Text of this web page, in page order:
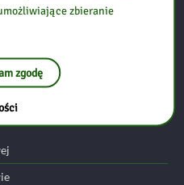
zbieranie
zgodę